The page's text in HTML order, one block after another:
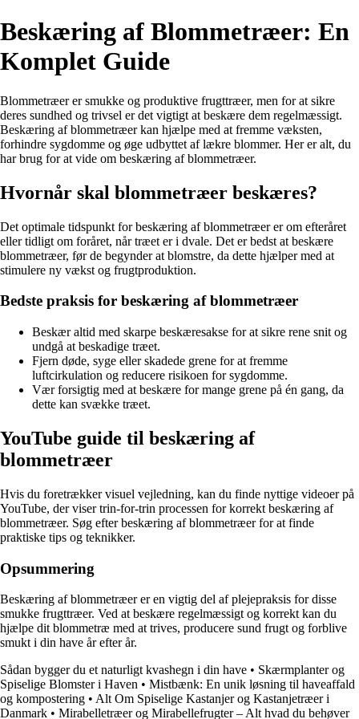
Beskæring af Blommetræer: En
Komplet Guide
Blommetræer er smukke og produktive frugttræer, men for at sikre
deres sundhed og trivsel er det vigtigt at beskære dem regelmæssigt.
Beskæring af blommetræer kan hjælpe med at fremme væksten,
forhindre sygdomme og øge udbyttet af lækre blommer. Her er alt, du
har brug for at vide om beskæring af blommetræer.
Hvornår skal blommetræer beskæres?
Det optimale tidspunkt for beskæring af blommetræer er om efteråret
eller tidligt om foråret, når træet er i dvale. Det er bedst at beskære
blommetræer, før de begynder at blomstre, da dette hjælper med at
stimulere ny vækst og frugtproduktion.
Bedste praksis for beskæring af blommetræer
Beskær altid med skarpe beskæresakse for at sikre rene snit og
undgå at beskadige træet.
Fjern døde, syge eller skadede grene for at fremme
luftcirkulation og reducere risikoen for sygdomme.
Vær forsigtig med at beskære for mange grene på én gang, da
dette kan svække træet.
YouTube guide til beskæring af
blommetræer
Hvis du foretrækker visuel vejledning, kan du finde nyttige videoer på
YouTube, der viser trin-for-trin processen for korrekt beskæring af
blommetræer. Søg efter beskæring af blommetræer for at finde
praktiske tips og teknikker.
Opsummering
Beskæring af blommetræer er en vigtig del af plejepraksis for disse
smukke frugttræer. Ved at beskære regelmæssigt og korrekt kan du
hjælpe dit blommetræ med at trives, producere sund frugt og forblive
smukt i din have år efter år.
Sådan bygger du et naturligt kvashegn i din have • Skærmplanter og
Spiselige Blomster i Haven • Mistbænk: En unik løsning til haveaffald
og kompostering • Alt Om Spiselige Kastanjer og Kastanjetræer i
Danmark • Mirabelletræer og Mirabellefrugter – Alt hvad du behøver